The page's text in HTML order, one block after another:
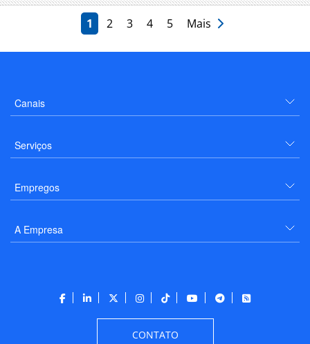
1 2 3 4 5 Mais
Canais
Serviços
Empregos
A Empresa
CONTATO